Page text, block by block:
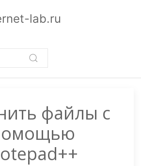
lab.ru
файлы с